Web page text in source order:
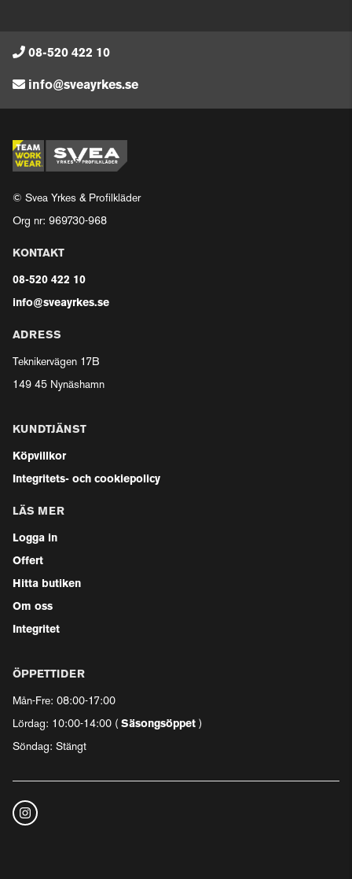
08-520 422 10
info@sveayrkes.se
© Svea Yrkes & Profilkläder
Org nr: 969730-968
KONTAKT
08-520 422 10
info@sveayrkes.se
ADRESS
Teknikervägen 17B
149 45 Nynäshamn
KUNDTJÄNST
Köpvillkor
Integritets- och cookiepolicy
LÄS MER
Logga in
Offert
Hitta butiken
Om oss
Integritet
ÖPPETTIDER
Mån-Fre: 08:00-17:00
Lördag: 10:00-14:00 ( Säsongsöppet )
Söndag: Stängt